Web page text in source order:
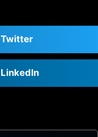
Twitter
LinkedIn